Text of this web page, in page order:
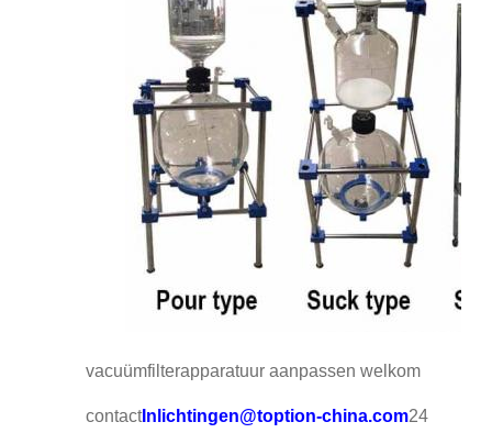
vacuümfilterapparatuur aanpassen welkom
contactInlichtingen@toption-china.com24